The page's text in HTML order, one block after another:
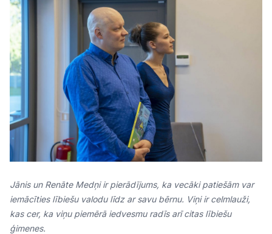
Jānis un Renāte Medņi ir pierādījums, ka vecāki patiešām var
iemācīties lībiešu valodu līdz ar savu bērnu. Viņi ir celmlauži,
kas cer, ka viņu piemērā iedvesmu radīs arī citas lībiešu
ģimenes.